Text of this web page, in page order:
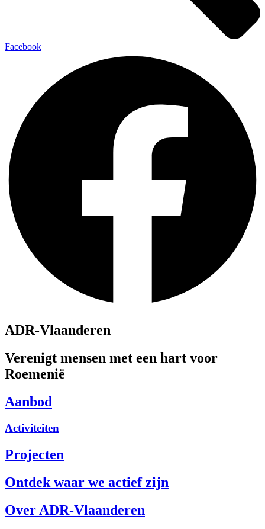
Facebook
ADR-Vlaanderen
Verenigt mensen met een hart voor
Roemenië
Aanbod
Activiteiten
Projecten
Ontdek waar we actief zijn
Over ADR-Vlaanderen